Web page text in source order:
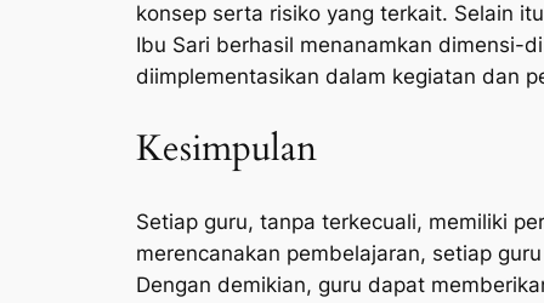
konsep serta risiko yang terkait. Selain
Ibu Sari berhasil menanamkan dimensi-
diimplementasikan dalam kegiatan dan
Kesimpulan
Setiap guru, tanpa terkecuali, memiliki
merencanakan pembelajaran, setiap
Dengan demikian, guru dapat